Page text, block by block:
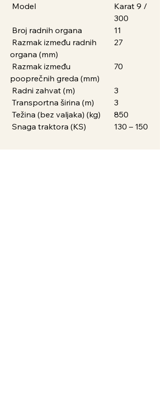
Model
Karat 9 /
300
Broj radnih organa
11
Razmak između radnih
organa (mm)
27
Razmak između
pooprečnih greda (mm)
70
Radni zahvat (m)
3
Transportna širina (m)
3
Težina (bez valjaka) (kg)
850
Snaga traktora (KS)
130 – 150